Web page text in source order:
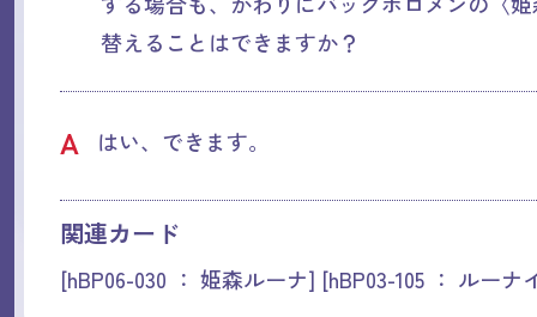
替えることはできますか？
A はい、できます。
関連カード
[hBP06-030 ： 姫森ルーナ] [hBP03-105 ： ルーナ